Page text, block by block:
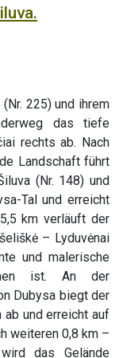
225) und ihrem
das tiefe
rechts ab. Nach
Landschaft führt
(Nr. 148) und
Tal und erreicht
km verläuft der
– Lyduvėnai
und malerische
ist. An der
Dubysa biegt der
und erreicht auf
weiteren 0,8 km –
das Gelände